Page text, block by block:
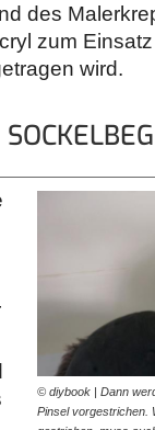
des
zum
wird.
© diybook | Dann
Pinsel vorgestrichen.